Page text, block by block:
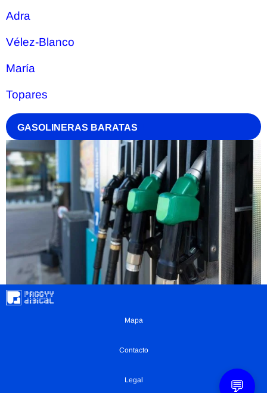
Adra
Vélez-Blanco
María
Topares
GASOLINERAS BARATAS
Mapa
Contacto
Legal 💬